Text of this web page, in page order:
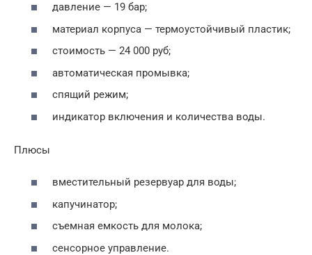
давление — 19 бар;
материал корпуса — термоустойчивый пластик;
стоимость — 24 000 руб;
автоматическая промывка;
спящий режим;
индикатор включения и количества воды.
Плюсы
вместительный резервуар для воды;
капучинатор;
съемная емкость для молока;
сенсорное управление.